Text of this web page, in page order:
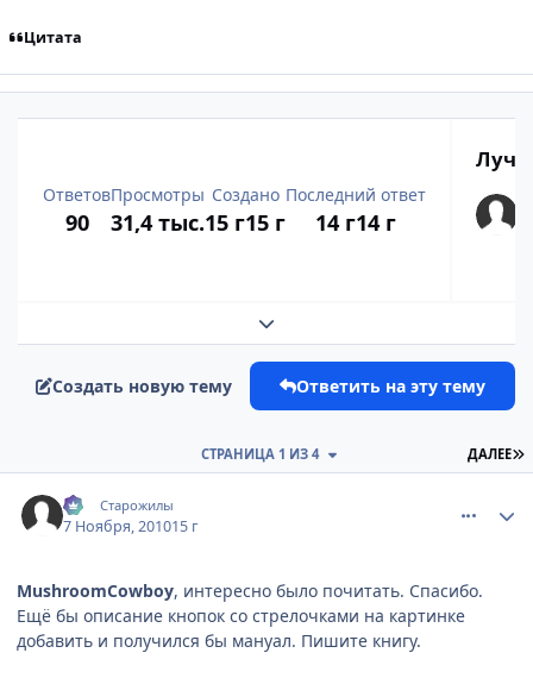
Цитата
Ответов
90
Просмотры
31,4 тыс.
Создано
15 г15 г
Последний ответ
14 г14 г
Развернуть обзор темы
Создать новую тему Ответить на эту тему
ДАЛЕЕ
СТРАНИЦА 1 ИЗ 4
:-) Старожилы
7 Ноября, 201015 г
MushroomCowboy, интересно было почитать. Спасибо.
Ещё бы описание кнопок со стрелочками на картинке
добавить и получился бы мануал. Пишите книгу.